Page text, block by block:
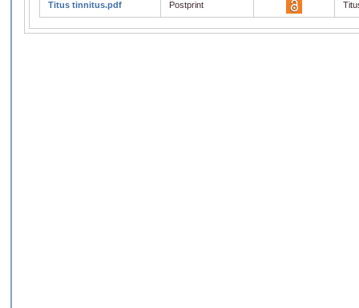
Titus tinnitus.pdf Postprint